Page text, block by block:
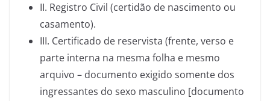
II. Registro Civil (certidão de nascimento ou
casamento).
III. Certificado de reservista (frente, verso e
parte interna na mesma folha e mesmo
arquivo – documento exigido somente dos
ingressantes do sexo masculino [documento